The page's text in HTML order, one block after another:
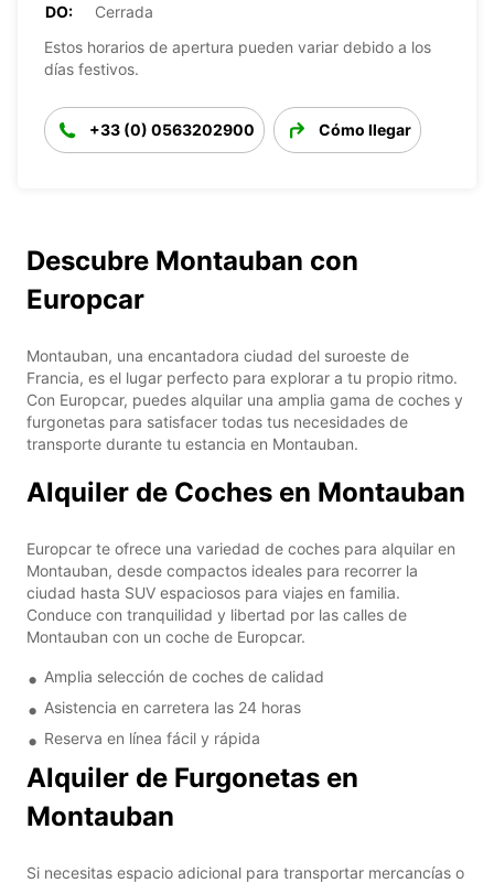
DO:
Cerrada
Estos horarios de apertura pueden variar debido a los
días festivos.
+33 (0) 0563202900 Cómo llegar
Descubre Montauban con
Europcar
Montauban, una encantadora ciudad del suroeste de
Francia, es el lugar perfecto para explorar a tu propio ritmo.
Con Europcar, puedes alquilar una amplia gama de coches y
furgonetas para satisfacer todas tus necesidades de
transporte durante tu estancia en Montauban.
Alquiler de Coches en Montauban
Europcar te ofrece una variedad de coches para alquilar en
Montauban, desde compactos ideales para recorrer la
ciudad hasta SUV espaciosos para viajes en familia.
Conduce con tranquilidad y libertad por las calles de
Montauban con un coche de Europcar.
Amplia selección de coches de calidad
Asistencia en carretera las 24 horas
Reserva en línea fácil y rápida
Alquiler de Furgonetas en
Montauban
Si necesitas espacio adicional para transportar mercancías o